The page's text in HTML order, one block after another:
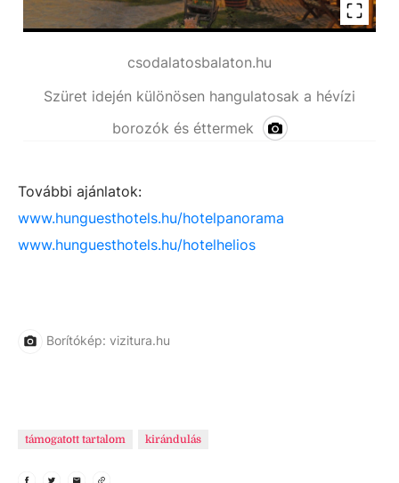
csodalatosbalaton.hu
Szüret idején különösen hangulatosak a hévízi
borozók és éttermek
További ajánlatok:
www.hunguesthotels.hu/hotelpanorama
www.hunguesthotels.hu/hotelhelios
Borítókép: vizitura.hu
támogatott tartalom kirándulás